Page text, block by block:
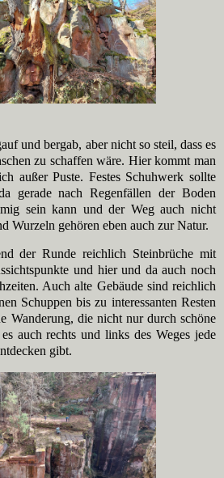
und bergab, aber nicht so steil, dass es
zu schaffen wäre. Hier kommt man
außer Puste. Festes Schuhwerk sollte
gerade nach Regenfällen der Boden
sein kann und der Weg auch nicht
Wurzeln gehören eben auch zur Natur.
der Runde reichlich Steinbrüche mit
und hier und da auch noch
Auch alte Gebäude sind reichlich
Schuppen bis zu interessanten Resten
Wanderung, die nicht nur durch schöne
auch rechts und links des Weges jede
gibt.